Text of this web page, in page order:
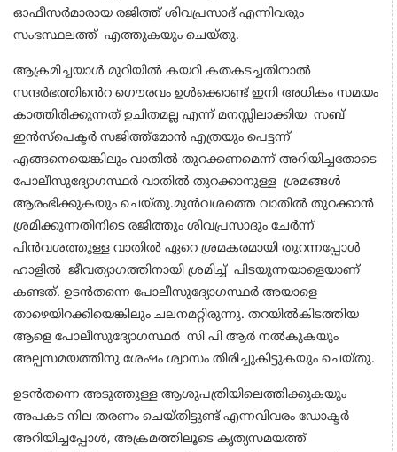
ഓഫീസർമാരായ രജിത്ത് ശിവപ്രസാദ് എന്നിവരും
സംഭസ്ഥലത്ത് എത്തുകയും ചെയ്തു.
ആക്രമിച്ചയാൾ മുറിയിൽ കയറി കതകടച്ചതിനാൽ
സന്ദർഭത്തിൻെറ ഗൌരവം ഉൾക്കൊണ്ട് ഇനി അധികം സമയം
കാത്തിരിക്കുന്നത് ഉചിതമല്ല എന്ന് മനസ്സിലാക്കിയ സബ്
ഇൻസ്പെക്ടർ സജിത്ത്മോൻ എത്രയും പെട്ടന്ന്
എങ്ങനെയെങ്കിലും വാതിൽ തുറക്കണമെന്ന് അറിയിച്ചതോടെ
പോലീസുദ്യോഗസ്ഥർ വാതിൽ തുറക്കാനുള്ള ശ്രമങ്ങൾ
ആരംഭിക്കുകയും ചെയ്തു.മുൻവശത്തെ വാതിൽ തുറക്കാൻ
ശ്രമിക്കുന്നതിനിടെ രജിത്തും ശിവപ്രസാദും ചേർന്ന്
പിൻവശത്തുള്ള വാതിൽ ഏറെ ശ്രമകരമായി തുറന്നപ്പോൾ
ഹാളിൽ ജീവത്യാഗത്തിനായി ശ്രമിച്ച് പിടയുന്നയാളെയാണ്
കണ്ടത്. ഉടൻതന്നെ പോലീസുദ്യോഗസ്ഥർ അയാളെ
താഴെയിറക്കിയെങ്കിലും ചലനമറ്റിരുന്നു. തറയിൽകിടത്തിയ
ആളെ പോലീസുദ്യോഗസ്ഥർ സി പി ആർ നൽകുകയും
അല്പസമയത്തിനു ശേഷം ശ്വാസം തിരിച്ചുകിട്ടുകയും ചെയ്തു.
ഉടൻതന്നെ അടുത്തുള്ള ആശുപത്രിയിലെത്തിക്കുകയും
അപകട നില തരണം ചെയ്തിട്ടുണ്ട് എന്നവിവരം ഡോക്ടർ
അറിയിച്ചപ്പോൾ, അക്രമത്തിലൂടെ കൃത്യസമയത്ത്